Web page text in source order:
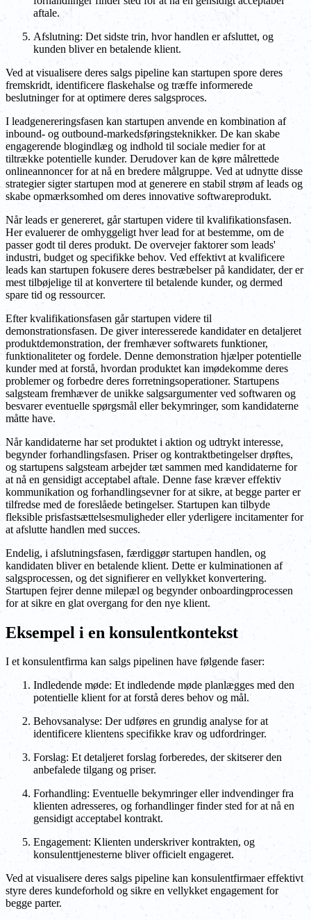
aftale.
Afslutning: Det sidste trin, hvor handlen er afsluttet, og
kunden bliver en betalende klient.
Ved at visualisere deres salgs pipeline kan startupen spore deres
fremskridt, identificere flaskehalse og træffe informerede
beslutninger for at optimere deres salgsproces.
I leadgenereringsfasen kan startupen anvende en kombination af
inbound- og outbound-markedsføringsteknikker. De kan skabe
engagerende blogindlæg og indhold til sociale medier for at
tiltrække potentielle kunder. Derudover kan de køre målrettede
onlineannoncer for at nå en bredere målgruppe. Ved at udnytte disse
strategier sigter startupen mod at generere en stabil strøm af leads og
skabe opmærksomhed om deres innovative softwareprodukt.
Når leads er genereret, går startupen videre til kvalifikationsfasen.
Her evaluerer de omhyggeligt hver lead for at bestemme, om de
passer godt til deres produkt. De overvejer faktorer som leads'
industri, budget og specifikke behov. Ved effektivt at kvalificere
leads kan startupen fokusere deres bestræbelser på kandidater, der er
mest tilbøjelige til at konvertere til betalende kunder, og dermed
spare tid og ressourcer.
Efter kvalifikationsfasen går startupen videre til
demonstrationsfasen. De giver interesserede kandidater en detaljeret
produktdemonstration, der fremhæver softwarets funktioner,
funktionaliteter og fordele. Denne demonstration hjælper potentielle
kunder med at forstå, hvordan produktet kan imødekomme deres
problemer og forbedre deres forretningsoperationer. Startupens
salgsteam fremhæver de unikke salgsargumenter ved softwaren og
besvarer eventuelle spørgsmål eller bekymringer, som kandidaterne
måtte have.
Når kandidaterne har set produktet i aktion og udtrykt interesse,
begynder forhandlingsfasen. Priser og kontraktbetingelser drøftes,
og startupens salgsteam arbejder tæt sammen med kandidaterne for
at nå en gensidigt acceptabel aftale. Denne fase kræver effektiv
kommunikation og forhandlingsevner for at sikre, at begge parter er
tilfredse med de foreslåede betingelser. Startupen kan tilbyde
fleksible prisfastsættelsesmuligheder eller yderligere incitamenter for
at afslutte handlen med succes.
Endelig, i afslutningsfasen, færdiggør startupen handlen, og
kandidaten bliver en betalende klient. Dette er kulminationen af
salgsprocessen, og det signifierer en vellykket konvertering.
Startupen fejrer denne milepæl og begynder onboardingprocessen
for at sikre en glat overgang for den nye klient.
Eksempel i en konsulentkontekst
I et konsulentfirma kan salgs pipelinen have følgende faser:
Indledende møde: Et indledende møde planlægges med den
potentielle klient for at forstå deres behov og mål.
Behovsanalyse: Der udføres en grundig analyse for at
identificere klientens specifikke krav og udfordringer.
Forslag: Et detaljeret forslag forberedes, der skitserer den
anbefalede tilgang og priser.
Forhandling: Eventuelle bekymringer eller indvendinger fra
klienten adresseres, og forhandlinger finder sted for at nå en
gensidigt acceptabel kontrakt.
Engagement: Klienten underskriver kontrakten, og
konsulenttjenesterne bliver officielt engageret.
Ved at visualisere deres salgs pipeline kan konsulentfirmaer effektivt
styre deres kundeforhold og sikre en vellykket engagement for
begge parter.